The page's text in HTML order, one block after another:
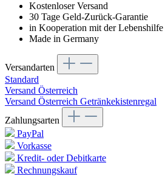
Kostenloser Versand
30 Tage Geld-Zurück-Garantie
in Kooperation mit der Lebenshilfe
Made in Germany
Versandarten
Standard
Versand Österreich
Versand Österreich Getränkekistenregal
Zahlungsarten
PayPal
Vorkasse
Kredit- oder Debitkarte
Rechnungskauf